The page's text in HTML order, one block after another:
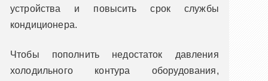
устройства и повысить срок службы
кондиционера.
Чтобы пополнить недостаток давления
холодильного контура оборудования,